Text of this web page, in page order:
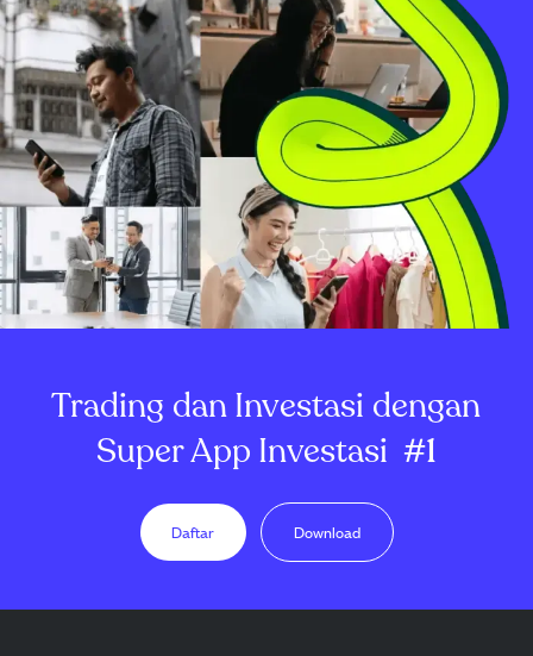
Trading dan Investasi dengan
Super App Investasi #1
Daftar Download